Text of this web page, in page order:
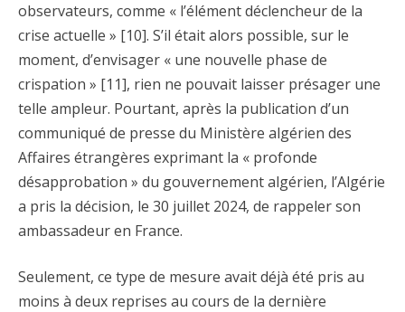
observateurs, comme « l’élément déclencheur de la
crise actuelle » [10]. S’il était alors possible, sur le
moment, d’envisager « une nouvelle phase de
crispation » [11], rien ne pouvait laisser présager une
telle ampleur. Pourtant, après la publication d’un
communiqué de presse du Ministère algérien des
Affaires étrangères exprimant la « profonde
désapprobation » du gouvernement algérien, l’Algérie
a pris la décision, le 30 juillet 2024, de rappeler son
ambassadeur en France.
Seulement, ce type de mesure avait déjà été pris au
moins à deux reprises au cours de la dernière